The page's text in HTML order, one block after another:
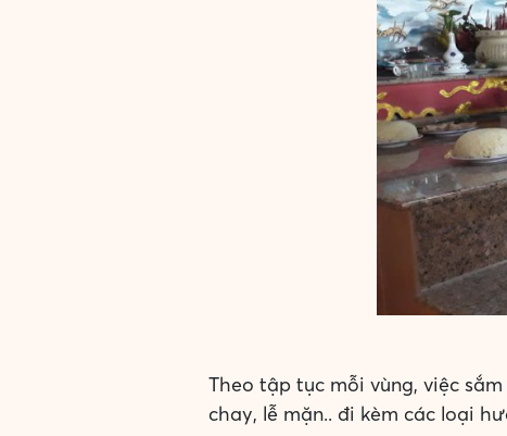
Theo tập tục mỗi vùng, việc
chay, lễ mặn.. đi kèm các loại